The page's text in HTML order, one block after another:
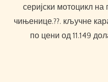
серијски мотоцикл
чињенице.??. кључне
по цени од 11.149